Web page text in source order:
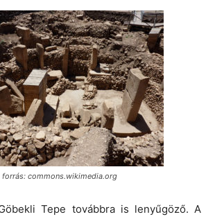
forrás: commons.wikimedia.org
Tepe továbbra is lenyűgöző. A